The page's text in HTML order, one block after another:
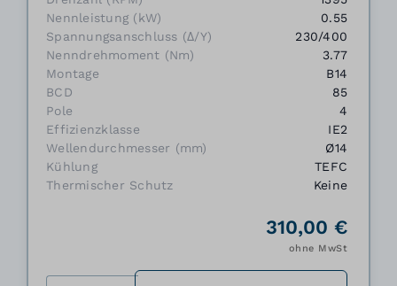
Nennleistung (kW)
0.55
Spannungsanschluss (Δ/Y)
230/400
Nenndrehmoment (Nm)
3.77
Montage
B14
BCD
85
Pole
4
Effizienzklasse
IE2
Wellendurchmesser (mm)
Ø14
Kühlung
TEFC
Thermischer Schutz
Keine
310,00 €
ohne MwSt